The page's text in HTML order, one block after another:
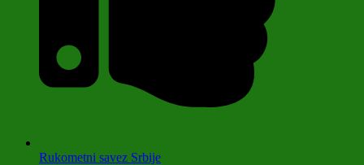
Rukometni savez Srbije